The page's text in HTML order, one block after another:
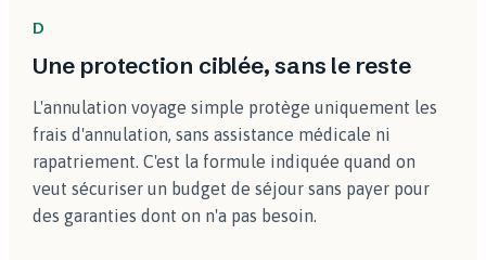
D
Une protection ciblée, sans le reste
L'annulation voyage simple protège uniquement les
frais d'annulation, sans assistance médicale ni
rapatriement. C'est la formule indiquée quand on
veut sécuriser un budget de séjour sans payer pour
des garanties dont on n'a pas besoin.